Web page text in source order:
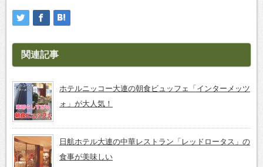
関連記事
ホテルニッコー大連の朝食ビュッフェ「インターメッツ
ォ」が大人気！
日航ホテル大連の中華レストラン「レッドロータス」の
食事が美味しい